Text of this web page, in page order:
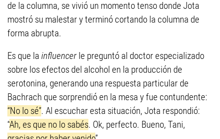
de la columna, se vivió un momento tenso donde Jota
mostró su malestar y terminó cortando la columna de
forma abrupta.
Es que la influencer le preguntó al doctor especializado
sobre los efectos del alcohol en la producción de
serotonina, generando una respuesta particular de
Bachrach que sorprendió en la mesa y fue contundente:
“No lo sé”. Al escuchar esta situación, Jota respondió:
“Ah, es que no lo sabés. Ok, perfecto. Bueno, Tani,